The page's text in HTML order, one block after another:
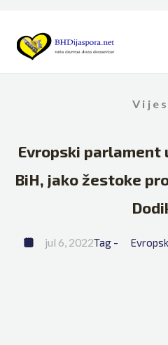
content
Evropski parlament
BiH, jako žestoke
jul 6, 2022Tag -